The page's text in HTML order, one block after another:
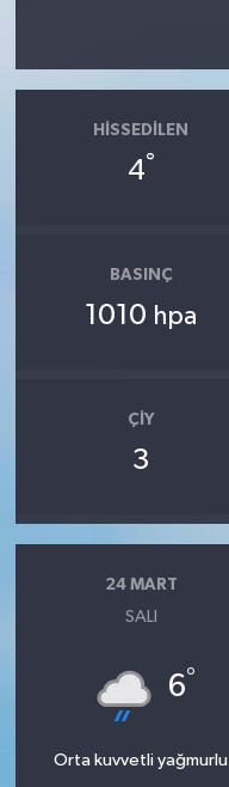
HISSEDILEN
4°
BASINÇ
1010 hpa
ÇIY
3
24 MART
SALI
6°
Orta kuvvetli yağmurlu